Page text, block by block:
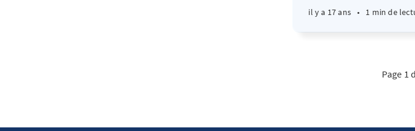
il y a 17 ans • 1 min de
Page 1